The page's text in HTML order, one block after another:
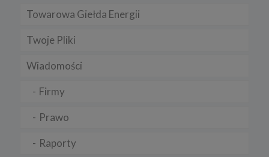
Towarowa Giełda Energii
Twoje Pliki
Wiadomości
Firmy
Prawo
Raporty